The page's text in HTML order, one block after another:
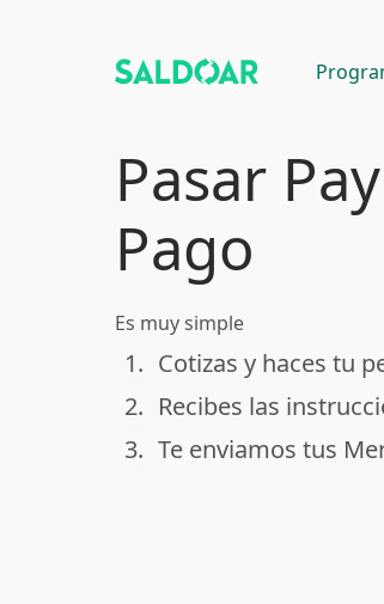
Pasar
Pago
Es muy simple
done
1. Cotizas y haces tu
done
2. Recibes las
done
3. Te enviamos tus